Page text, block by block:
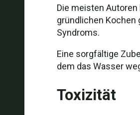
Die meisten
gründlichen Kochen
Syndroms.
Eine sorgfältige
dem das Wasser
Toxizität